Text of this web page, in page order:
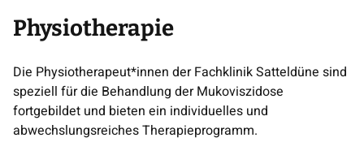
Physiotherapie
Die Physiotherapeut*innen der Fachklinik Satteldüne sind
speziell für die Behandlung der Mukoviszidose
fortgebildet und bieten ein individuelles und
abwechslungsreiches Therapieprogramm.